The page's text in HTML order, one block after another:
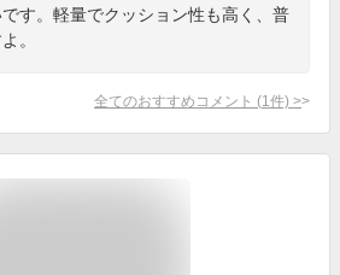
す。軽量でクッション性も高く、普
。
全てのおすすめコメント (1 件) >